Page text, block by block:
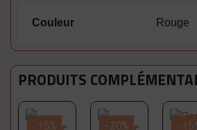
Couleur Rouge
PRODUITS
-15% -20% -